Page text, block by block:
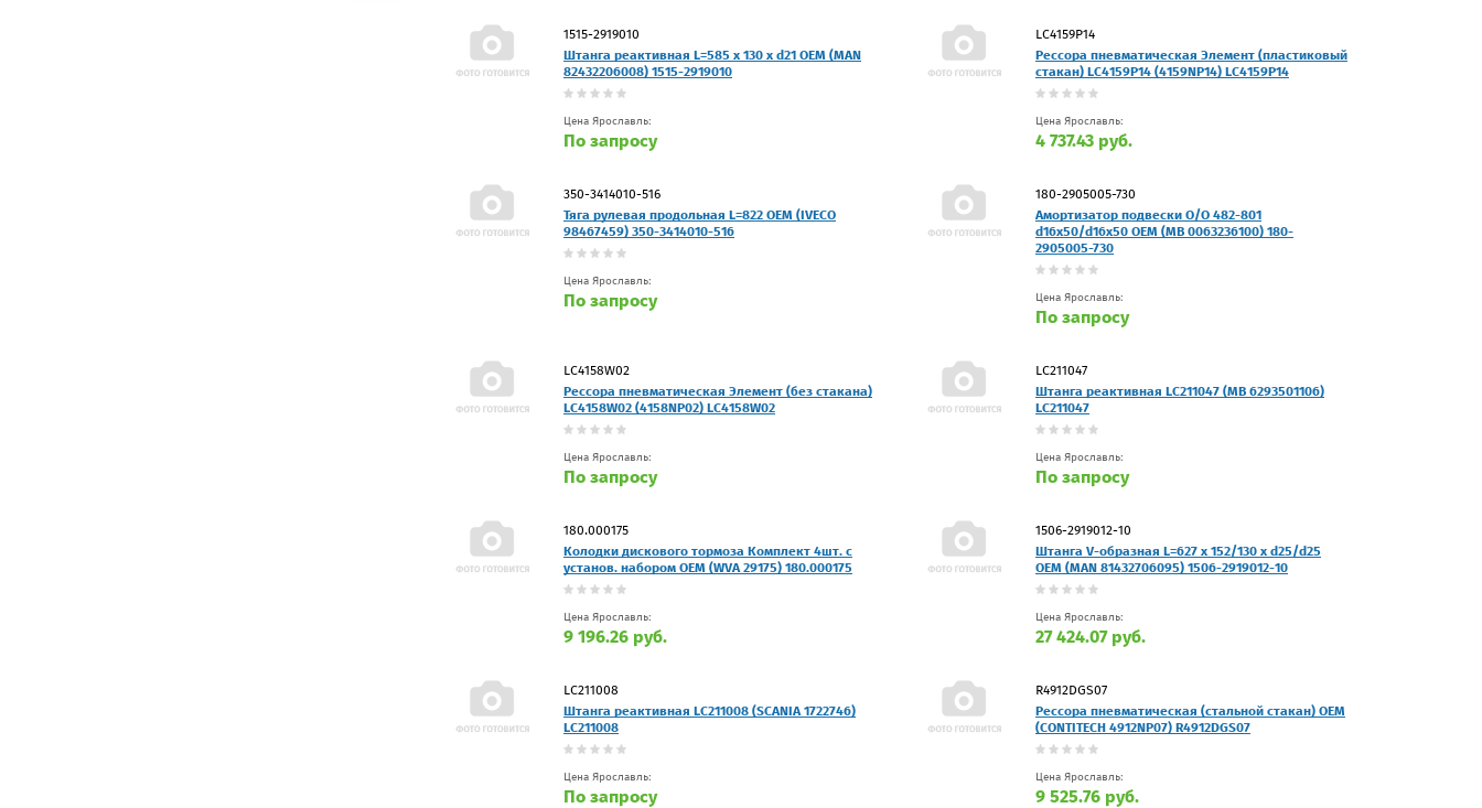
1515-2919010
Штанга реактивная L=585 x 130 x d21 OEM (MAN
82432206008) 1515-2919010
Цена Ярославль:
По запросу
LC4159P14
Рессора пневматическая Элемент (пластиковый
стакан) LC4159P14 (4159NP14) LC4159P14
Цена Ярославль:
4 737.43 руб.
350-3414010-516
Тяга рулевая продольная L=822 OEM (IVECO
98467459) 350-3414010-516
Цена Ярославль:
По запросу
180-2905005-730
Амортизатор подвески O/O 482-801
d16x50/d16x50 OEM (MB 0063236100) 180-
2905005-730
Цена Ярославль:
По запросу
LC4158W02
Рессора пневматическая Элемент (без стакана)
LC4158W02 (4158NP02) LC4158W02
Цена Ярославль:
По запросу
LC211047
Штанга реактивная LC211047 (MB 6293501106)
LC211047
Цена Ярославль:
По запросу
180.000175
Колодки дискового тормоза Комплект 4шт. с
установ. набором OEM (WVA 29175) 180.000175
Цена Ярославль:
9 196.26 руб.
1506-2919012-10
Штанга V-образная L=627 x 152/130 x d25/d25
OEM (MAN 81432706095) 1506-2919012-10
Цена Ярославль:
27 424.07 руб.
LC211008
Штанга реактивная LC211008 (SCANIA 1722746)
LC211008
Цена Ярославль:
По запросу
R4912DGS07
Рессора пневматическая (стальной стакан) OEM
(CONTITECH 4912NP07) R4912DGS07
Цена Ярославль:
9 525.76 руб.